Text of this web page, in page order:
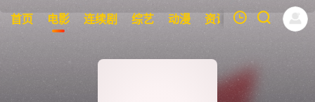
首页 电影 连续剧 综艺 动漫 资讯 明星 周表